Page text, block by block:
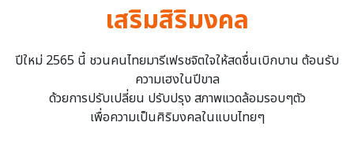
เสริมสิริมงคล
ปีใหม่ 2565 นี้ ชวนคนไทยมารีเฟรชจิตใจให้สดชื่นเบิกบาน ต้อนรับ
ความเฮงในปีขาล
ด้วยการปรับเปลี่ยน ปรับปรุง สภาพแวดล้อมรอบๆตัว
เพื่อความเป็นศิริมงคลในแบบไทยๆ